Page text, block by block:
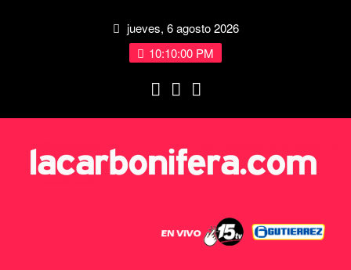
jueves, 6 agosto 2026
10:10:00 PM